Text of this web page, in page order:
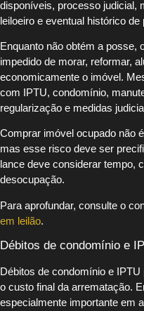
disponíveis, processo judicial,
leiloeiro e eventual histórico de
Enquanto não obtém a posse,
impedido de morar, reformar,
economicamente o imóvel.
com IPTU, condomínio,
regularização e medidas
Comprar imóvel ocupado não
mas esse risco deve ser
lance deve considerar tempo,
desocupação.
Para aprofundar, consulte o
em leilão.
Débitos de condomínio e
Débitos de condomínio e
o custo final da arrematação.
especialmente importante em